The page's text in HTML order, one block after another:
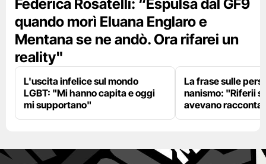
Federica Rosatelli: “Espulsa dal GF9
quando morì Eluana Englaro e
Mentana se ne andò. Ora rifarei un
reality"
L'uscita infelice sul mondo
LGBT: "Mi hanno capita e oggi
mi supportano"
La frase sulle
nanismo: "Riferii
avevano